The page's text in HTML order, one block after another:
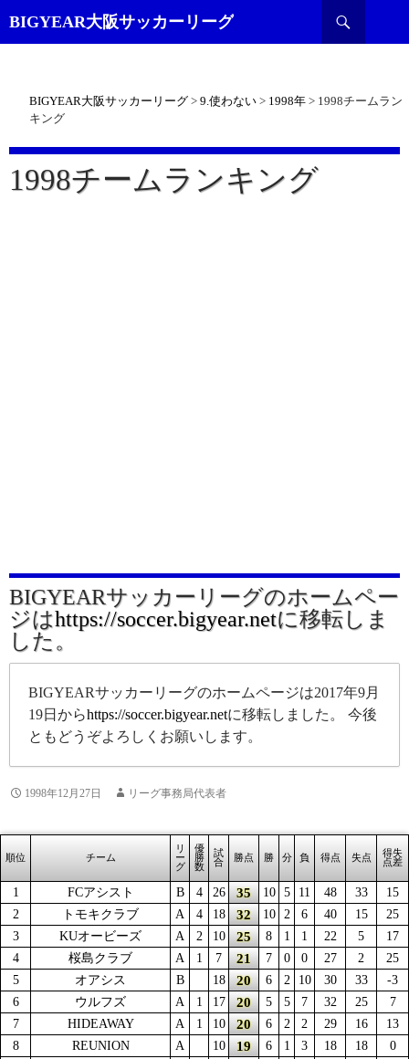
BIGYEAR大阪サッカーリーグ
索
BIGYEAR大阪サッカーリーグ > 9.使わない > 1998年 > 1998チームラン
キング
1998チームランキング
BIGYEARサッカーリーグのホームペー
ジはhttps://soccer.bigyear.netに移転しま
した。
BIGYEARサッカーリーグのホームページは2017年9月
19日からhttps://soccer.bigyear.netに移転しました。 今後
ともどうぞよろしくお願いします。
1998年12月27日 リーグ事務局代表者
順位 チーム
リ
ー
グ
優
勝
数
試
合
勝点 勝 分 負 得点 失点
得失
点差
1 FCアシスト B 4 26 35 10 5 11 48 33
15
2
トモキクラブ A 4 18 32 10 2 6 40 15
25
3
KUオービーズ A 2 10 25 8 1 1 22 5
17
4
桜島クラブ A 1 7 21 7 0 0 27 2
25
5
オアシス B 18 20 6 2 10 30 33
-3
6
ウルフズ A 1 17 20 5 5 7 32 25
7
7
HIDEAWAY A 1 10 20 6 2 2 29 16
13
8
REUNION A 10 19 6 1 3 18 18
0